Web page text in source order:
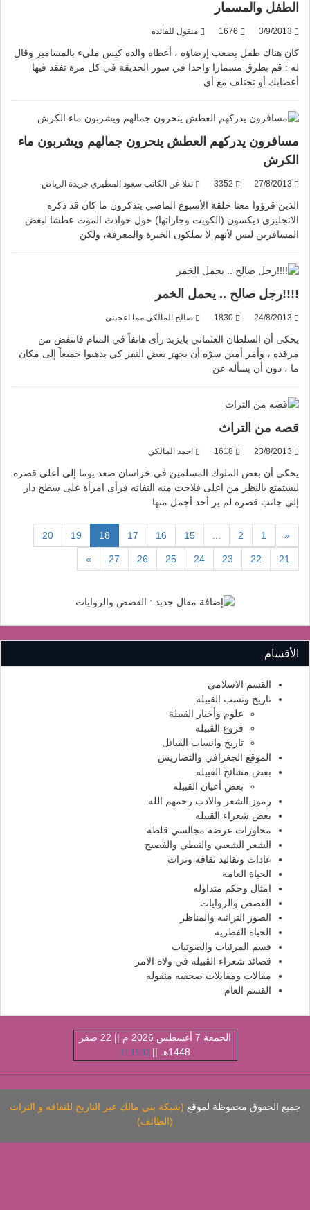
الطفل والمسمار
منقول للفائده
كان هناك طفل يصعب إرضاؤه ، أعطاه والده كيس مليء بالمسامير وقال
له : قم بطرق مسمارا واحدا في سور الحديقة في كل مرة تفقد فيها
أعصابك أو تختلف مع أي
مسافرون يدركهم العطش ينحرون جمالهم ويشربون ماء
الكرش
نقلا عن الكاتب سعود المطيري جريدة الرياض
الذين قرؤوا معنا حلقة الأسبوع الماضي يتذكرون ما كان قد ذكره
الانجليزي ديكسون (الكويت وجاراتها) حول حوادث الموت عطشا لبعض
المسافرين ليس لأنهم لا يملكون الخبرة والمعرفة، ولكن
!!!!رجل صالح .. يحمل الخمر
صالح المالكي مما اعجبني
يحكى أن السلطان العثماني بايزيد رأى هاتفاً في المنام فانتفض من
مرقده ، وأمر أمين سرّه أن يجهز بعض النفر كي يذهبوا جميعاً إلى مكان
ما ، دون أن يسأله عن
قصه من التراث
احمد المالكي
يحكي أن بعض الملوك المسلمين في خراسان صعد يوما إلى أعلى قصره
ليستمتع بالنظر من اعلى فلاحت منه التفاته فرأى امرأة على سطح دار
إلى جانب قصره لم ير أحد أجمل منها
15
(current)
20
24
25
الأقسام
القسم الاسلامي
تاريخ ونسب القبيلة
علوم وأخبار القبيلة
فروع القبيله
تاريخ وانساب القبائل
الموقع الجغرافي والتضاريس
بعض مشائخ القبيله
بعض أعيان القبيله
رموز الشعر والادب رحمهم الله
بعض شعراء القبيله
محاورات عرضه مجالسي قلطه
الشعر الشعبي والنبطي والفصيح
عادات وتقاليد ثقافه وتراث
الحياة العامه
امثال وحكم متداوله
القصص والروايات
الصور التراثيه والمناظر
الحياة الفطريه
قسم المرئيات والصوتيات
قصائد شعراء القبيله في ولاة الامر
مقالات ومقابلات صحفيه منقوله
القسم العام
الجمعة 7 أغسطس 2026 م || 22 صفر
1448هـ ||
11:15:32
الحقوق محفوظة لموقع(شبكة بني مالك عبر التاريخ للثقافه و التراث
(الطائف)